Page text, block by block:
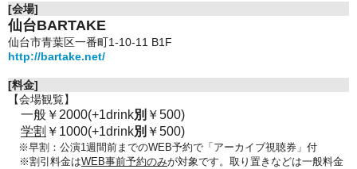
[会場]
仙台BARTAKE
仙台市青葉区一番町1-10-11 B1F
http://bartake.net/
[料金]
【会場観覧】
一般￥2000(+1drink別 ￥500)
学割 ￥1000(+1drink別 ￥500)
※早割：公演1週間前までのWEB予約で「アーカイブ視聴券」付
※割引料金はWEB事前予約のみが対象です。取り置きなどは一般料金